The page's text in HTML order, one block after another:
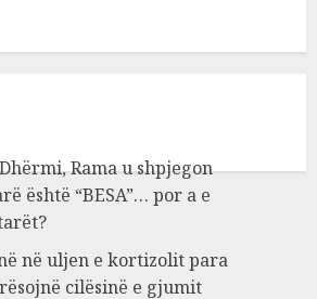
Rama u shpjegon
është “BESA”… por a e
në uljen e kortizolit para
cilësinë e gjumit